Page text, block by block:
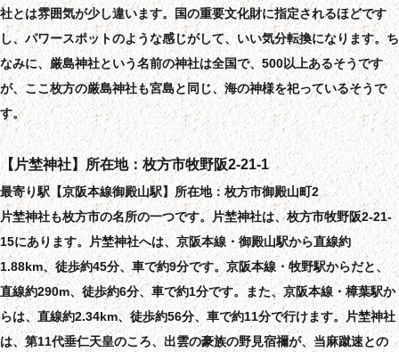
社とは雰囲気が少し違います。国の重要文化財に指定されるほどです
し、パワースポットのような感じがして、いい気分転換になります。ち
なみに、厳島神社という名前の神社は全国で、500以上あるそうです
が、ここ枚方の厳島神社も宮島と同じ、海の神様を祀っているそうで
す。
【片埜神社】所在地：枚方市牧野阪2-21-1
最寄り駅【京阪本線御殿山駅】所在地：枚方市御殿山町2
片埜神社も枚方市の名所の一つです。片埜神社は、枚方市牧野阪2-21-
15にあります。片埜神社へは、京阪本線・御殿山駅から直線約
1.88km、徒歩約45分、車で約9分です。京阪本線・牧野駅からだと、
直線約290m、徒歩約6分、車で約1分です。また、京阪本線・樟葉駅か
らは、直線約2.34km、徒歩約56分、車で約11分で行けます。片埜神社
は、第11代垂仁天皇のころ、出雲の豪族の野見宿禰が、当麻蹴速との